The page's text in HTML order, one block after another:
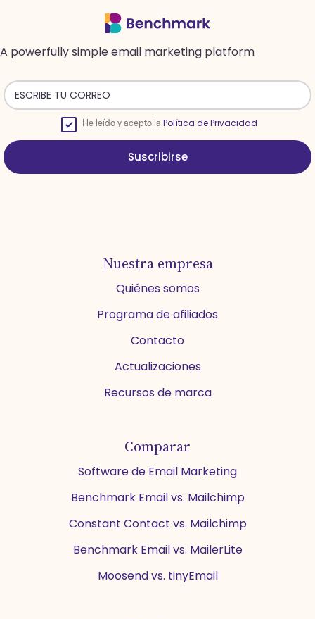
A powerfully simple email marketing platform
He leído y acepto la Política de Privacidad
Suscribirse
Nuestra empresa
Quiénes somos
Programa de afiliados
Contacto
Actualizaciones
Recursos de marca
Comparar
Software de Email Marketing
Benchmark Email vs. Mailchimp
Constant Contact vs. Mailchimp
Benchmark Email vs. MailerLite
Moosend vs. tinyEmail